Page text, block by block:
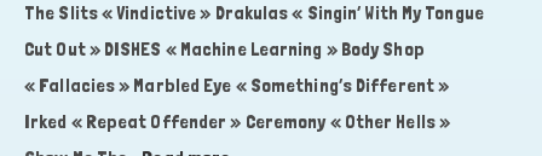
Self
#50
The Slits « Vindictive » Drakulas « Singin’ With My Tongue
Cut Out » DISHES « Machine Learning » Body Shop
« Fallacies » Marbled Eye « Something’s Different »
Irked « Repeat Offender » Ceremony « Other Hells »